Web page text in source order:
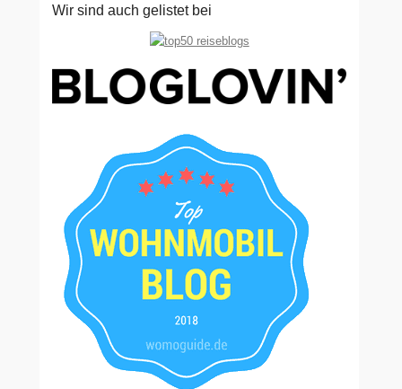
Wir sind auch gelistet bei